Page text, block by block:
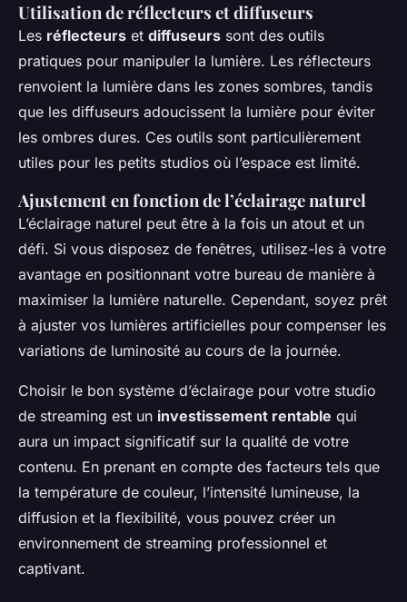
Utilisation de réflecteurs et diffuseurs
Les réflecteurs et diffuseurs sont des outils
pratiques pour manipuler la lumière. Les réflecteurs
renvoient la lumière dans les zones sombres, tandis
que les diffuseurs adoucissent la lumière pour éviter
les ombres dures. Ces outils sont particulièrement
utiles pour les petits studios où l’espace est limité.
Ajustement en fonction de l’éclairage naturel
L’éclairage naturel peut être à la fois un atout et un
défi. Si vous disposez de fenêtres, utilisez-les à votre
avantage en positionnant votre bureau de manière à
maximiser la lumière naturelle. Cependant, soyez prêt
à ajuster vos lumières artificielles pour compenser les
variations de luminosité au cours de la journée.
Choisir le bon système d’éclairage pour votre studio
de streaming est un investissement rentable qui
aura un impact significatif sur la qualité de votre
contenu. En prenant en compte des facteurs tels que
la température de couleur, l’intensité lumineuse, la
diffusion et la flexibilité, vous pouvez créer un
environnement de streaming professionnel et
captivant.